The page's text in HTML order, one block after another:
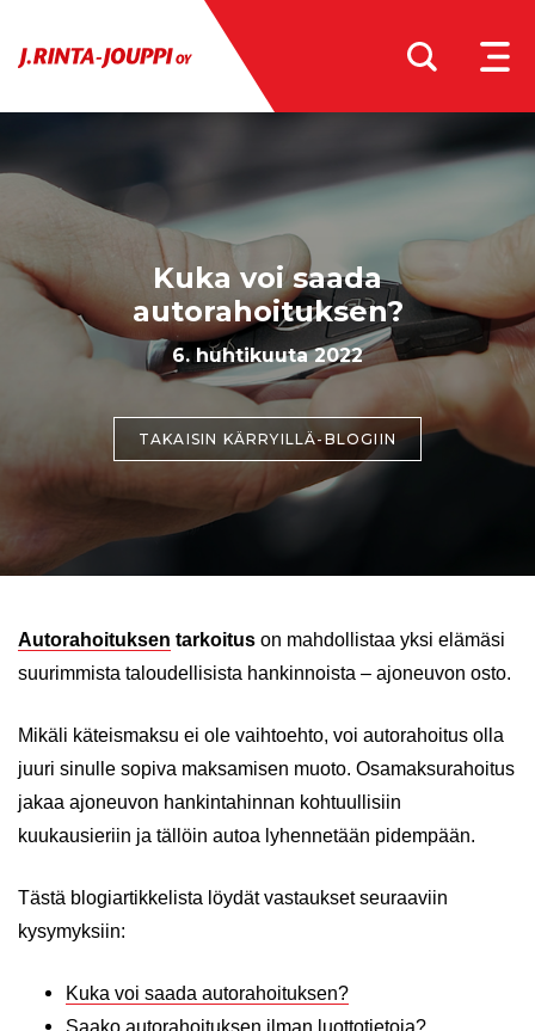
Kuka voi saada
autorahoituksen?
6. huhtikuuta 2022
TAKAISIN KÄRRYILLÄ-BLOGIIN
Autorahoituksen tarkoitus on mahdollistaa yksi elämäsi
suurimmista taloudellisista hankinnoista – ajoneuvon osto.
Mikäli käteismaksu ei ole vaihtoehto, voi autorahoitus olla
juuri sinulle sopiva maksamisen muoto. Osamaksurahoitus
jakaa ajoneuvon hankintahinnan kohtuullisiin
kuukausieriin ja tällöin autoa lyhennetään pidempään.
Tästä blogiartikkelista löydät vastaukset seuraaviin
kysymyksiin:
Kuka voi saada autorahoituksen?
Saako autorahoituksen ilman luottotietoja?